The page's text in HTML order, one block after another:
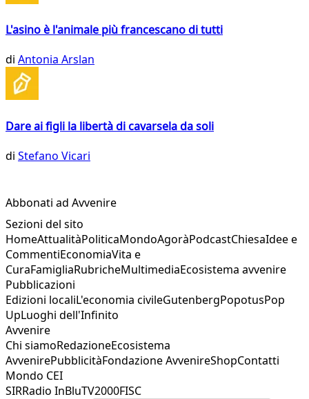
L'asino è l'animale più francescano di tutti
di Antonia Arslan
Dare ai figli la libertà di cavarsela da soli
di Stefano Vicari
Abbonati ad Avvenire
Sezioni del sito
HomeAttualitàPoliticaMondoAgoràPodcastChiesaIdee e
CommentiEconomiaVita e
CuraFamigliaRubricheMultimediaEcosistema avvenire
Pubblicazioni
Edizioni localiL'economia civileGutenbergPopotusPop
UpLuoghi dell'Infinito
Avvenire
Chi siamoRedazioneEcosistema
AvvenirePubblicitàFondazione AvvenireShopContatti
Mondo CEI
SIRRadio InBluTV2000FISC